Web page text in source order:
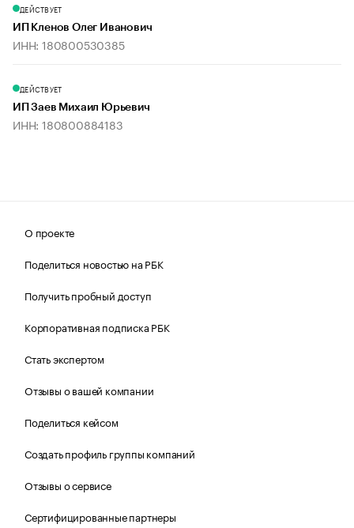
ДЕЙСТВУЕТ
ИП Кленов Олег Иванович
ИНН: 180800530385
ДЕЙСТВУЕТ
ИП Заев Михаил Юрьевич
ИНН: 180800884183
О проекте
Поделиться новостью на РБК
Получить пробный доступ
Корпоративная подписка РБК
Стать экспертом
Отзывы о вашей компании
Поделиться кейсом
Создать профиль группы компаний
Отзывы о сервисе
Сертифицированные партнеры